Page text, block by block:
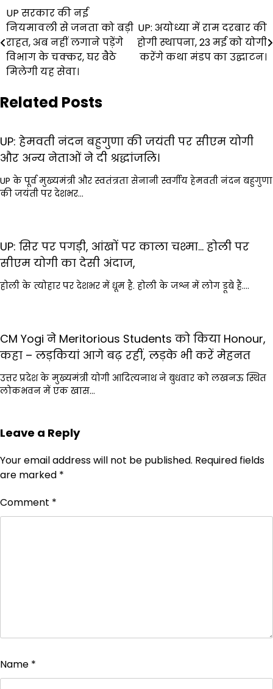
Post
navigation
UP सरकार की नई
नियमावली से जनता को बड़ी
राहत, अब नहीं लगाने पड़ेंगे
विभाग के चक्कर, घर बैठे
मिलेगी यह सेवा।
UP: अयोध्या में राम दरबार की
होगी स्थापना, 23 मई को योगी
करेंगे कथा मंडप का उद्घाटन।
Related Posts
UP: हेमवती नंदन बहुगुणा की जयंती पर सीएम योगी
और अन्य नेताओं ने दी श्रद्धांजलि।
UP के पूर्व मुख्यमंत्री और स्वतंत्रता सेनानी स्वर्गीय हेमवती नंदन बहुगुणा
की जयंती पर देशभर…
UP: सिर पर पगड़ी, आंखों पर काला चश्मा… होली पर
सीएम योगी का देसी अंदाज,
होली के त्योहार पर देशभर में धूम है. होली के जश्न में लोग डूबे हैं.…
CM Yogi ने Meritorious Students को किया Honour,
कहा – लड़कियां आगे बढ़ रहीं, लड़के भी करें मेहनत
उत्तर प्रदेश के मुख्यमंत्री योगी आदित्यनाथ ने बुधवार को लखनऊ स्थित
लोकभवन में एक खास…
Leave a Reply
Your email address will not be published. Required fields
are marked *
Comment *
Name *